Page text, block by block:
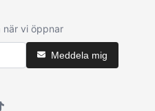
när vi öppnar
Meddela mig